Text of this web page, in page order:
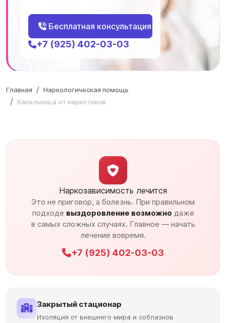
Бесплатная консультация
+7 (925) 402-03-03
Главная
Наркологическая помощь
Капельница от наркотиков
Наркозависимость лечится
Это не приговор, а болезнь. При правильном
подходе выздоровление возможно даже
в самых сложных случаях. Главное — начать
лечение вовремя.
+7 (925) 402-03-03
Закрытый стационар
Изоляция от внешнего мира и соблазнов